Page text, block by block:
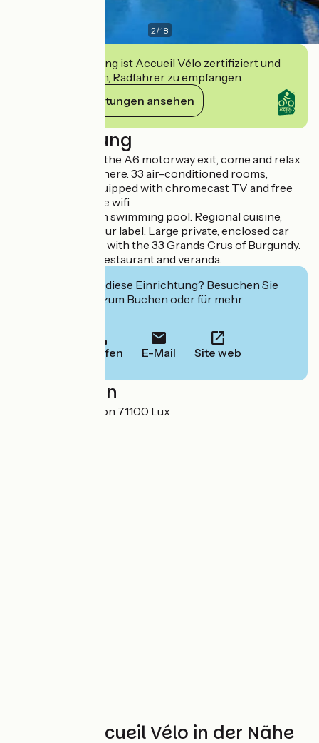
2/18
Diese Einrichtung ist Accueil Vélo zertifiziert und
verpflichtet sich, Radfahrer zu empfangen.
Ihre Verpflichtungen ansehen
Beschreibung
800 metres from the A6 motorway exit, come and relax
in a warm atmosphere. 33 air-conditioned rooms,
renovated and equipped with chromecast TV and free
high-performance wifi.
Large terrace with swimming pool. Regional cuisine,
Maître Restaurateur label. Large private, enclosed car
park. Wine library with the 33 Grands Crus of Burgundy.
Air-conditioned restaurant and veranda.
Interessiert Sie diese Einrichtung? Besuchen Sie
deren Website zum Buchen oder für mehr
Anrufen E-Mail Site web
Localisation
Rue de la Libération 71100 Lux
Weitere Accueil Vélo in der Nähe